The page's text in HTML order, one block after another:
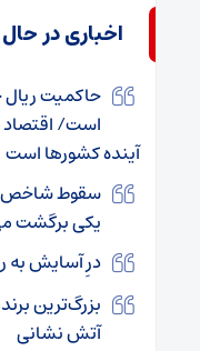
اخباری در
حاکمیت ریال
است/ اقتصاد
آینده کشورها است
یکی برگشت
درِ آسایش به
بزرگ‌ترین
آتش نشانی